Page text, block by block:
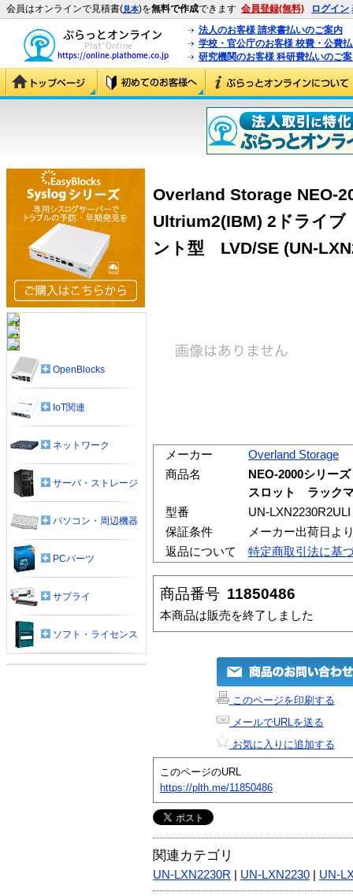
会員はオンラインで見積書(見本)を無料で作成できます 会員登録(無料) ログイン
法人のお客様 請求書払いのご案内
学校・官公庁のお客様 校費・公費
研究機関のお客様 科研費払いのご
Overland Storage NEO-
Ultrium2(IBM) 2ドライ
ント型 LVD/SE (UN-
メーカー
Overland Storage
商品名
NEO-2000シリー
スロット ラック
型番
UN-LXN2230R2ULI
保証条件
メーカー出荷日よ
返品について
特定商取引法に基
商品番号 11850486
本商品は販売を終了しました
このページを印刷する
メールでURLを送る
お気に入りに追加する
このページのURL
https://plth.me/11850486
関連カテゴリ
UN-LXN2230R UN-LXN2230 UN-
OpenBlocks
IoT関連
ネットワーク
サーバ・ストレージ
パソコン・周辺機器
PCパーツ
サプライ
ソフト・ライセンス